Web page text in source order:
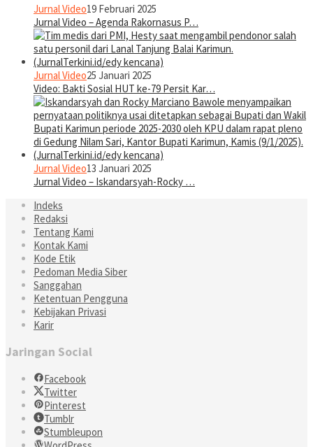
Jurnal Video19 Februari 2025
Jurnal Video – Agenda Rakornasus P…
Jurnal Video25 Januari 2025
Video: Bakti Sosial HUT ke-79 Persit Kar…
Jurnal Video13 Januari 2025
Jurnal Video – Iskandarsyah-Rocky …
Indeks
Redaksi
Tentang Kami
Kontak Kami
Kode Etik
Pedoman Media Siber
Sanggahan
Ketentuan Pengguna
Kebijakan Privasi
Karir
Jaringan Social
Facebook
Twitter
Pinterest
Tumblr
Stumbleupon